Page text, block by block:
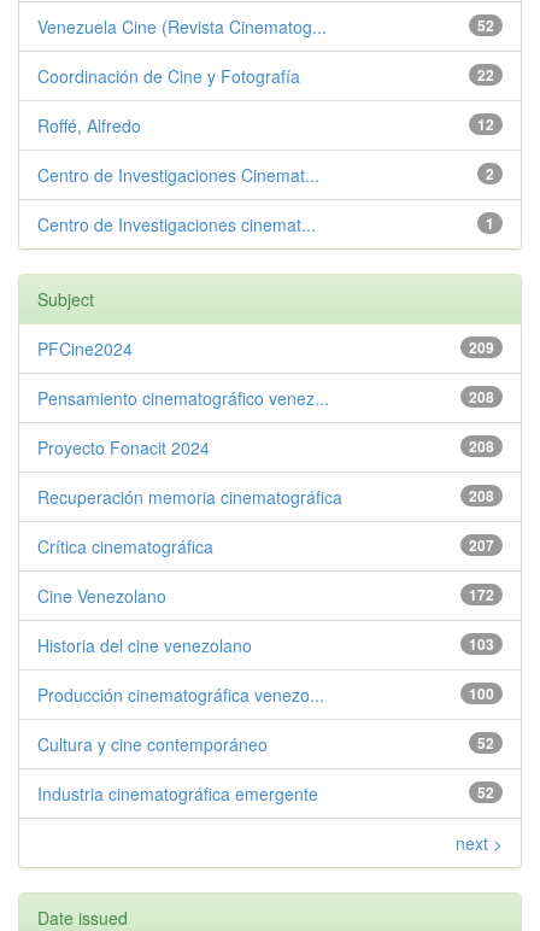
52
Venezuela Cine (Revista Cinematog...
22
Coordinación de Cine y Fotografía
12
Roffé, Alfredo
2
Centro de Investigaciones Cinemat...
1
Centro de Investigaciones cinemat...
Subject
209
PFCine2024
208
Pensamiento cinematográfico venez...
208
Proyecto Fonacit 2024
208
Recuperación memoria cinematográfica
207
Crítica cinematográfica
172
Cine Venezolano
103
Historia del cine venezolano
100
Producción cinematográfica venezo...
52
Cultura y cine contemporáneo
52
Industria cinematográfica emergente
next >
Date issued